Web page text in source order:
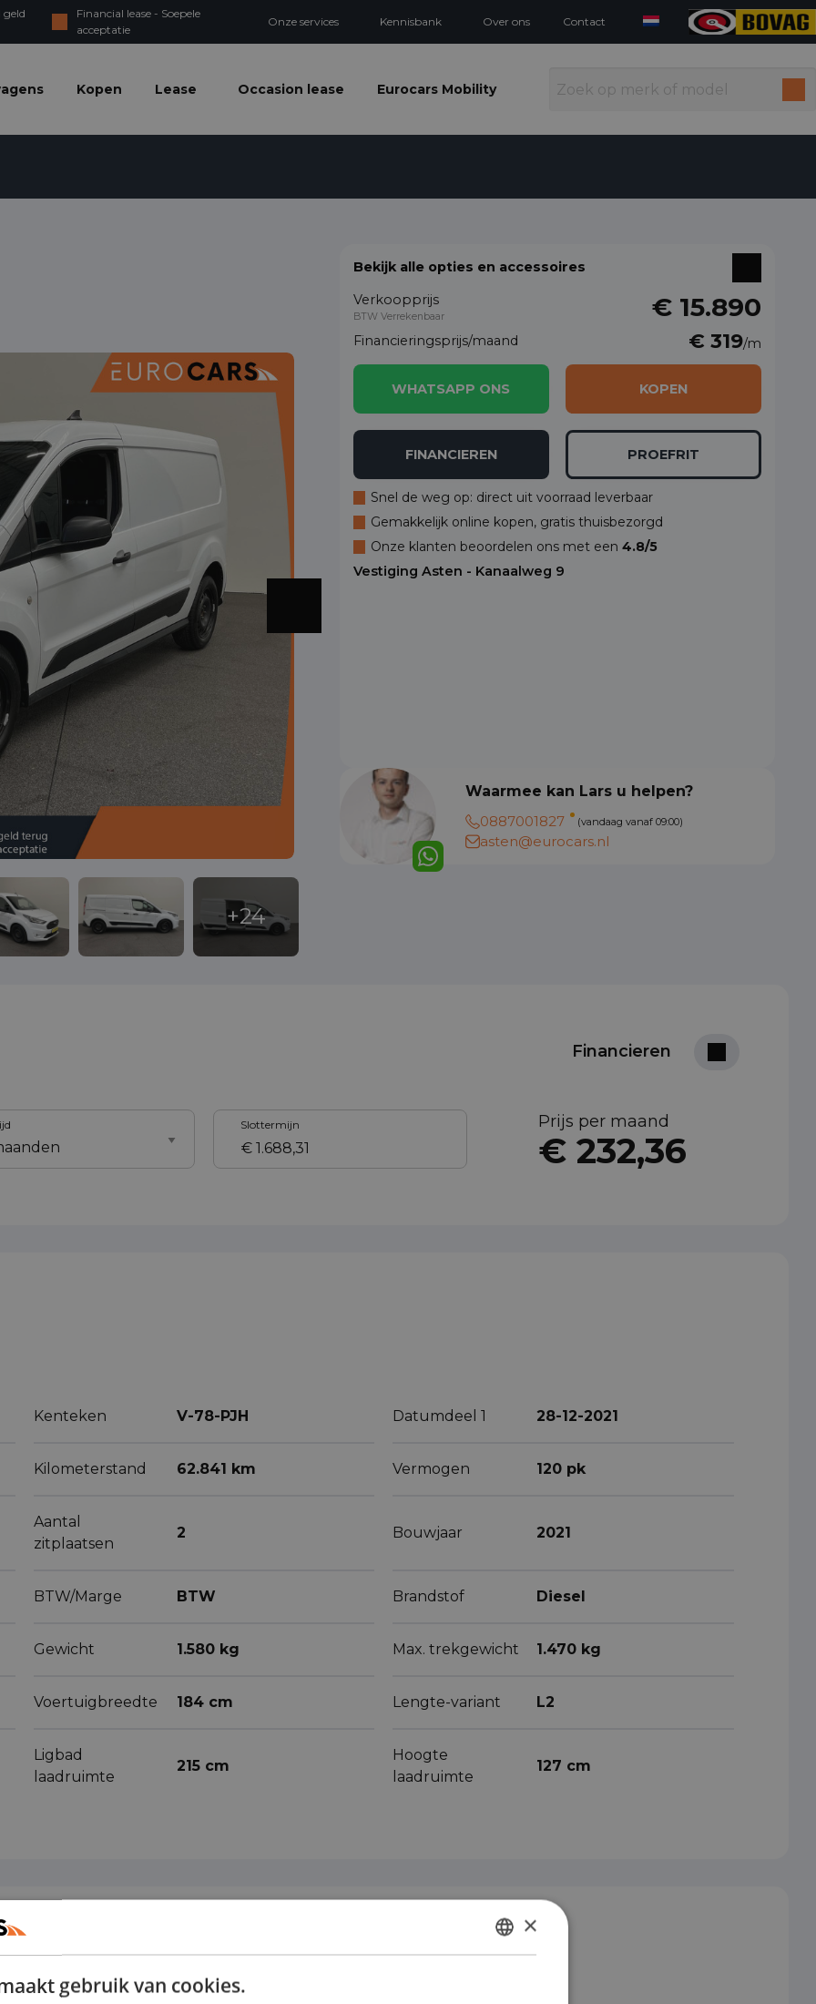
geld
Financial lease - Soepele
acceptatie
Onze services Kennisbank Over ons Contact
Kopen Lease Occasion lease Eurocars Mobility
Bekijk alle opties en accessoires
Verkoopprijs
BTW Verrekenbaar € 15.890
Financieringsprijs/maand € 319/m
WHATSAPP ONS KOPEN
FINANCIEREN PROEFRIT
Snel de weg op: direct uit voorraad leverbaar
Gemakkelijk online kopen, gratis thuisbezorgd
Onze klanten beoordelen ons met een 4.8/5
Vestiging Asten - Kanaalweg 9
Waarmee kan Lars u helpen?
0887001827
(vandaag vanaf 09:00)
asten@eurocars.nl
Financieren
Slottermijn Prijs per maand
€ 232,36
Kenteken V-78-PJH Datumdeel 1 28-12-2021
Kilometerstand 62.841 km Vermogen 120 pk
Aantal
zitplaatsen
2 Bouwjaar 2021
BTW/Marge BTW Brandstof Diesel
Gewicht 1.580 kg Max. trekgewicht 1.470 kg
Voertuigbreedte 184 cm Lengte-variant L2
Ligbad
laadruimte
215 cm
Hoogte
laadruimte
127 cm
DUTCH
×
gebruik van cookies.